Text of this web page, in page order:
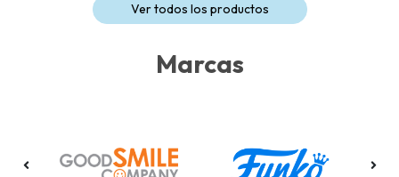
Ver todos los productos
Marcas